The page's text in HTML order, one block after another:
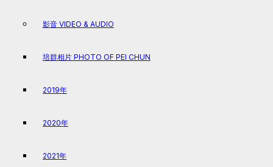
影音 VIDEO & AUDIO
培群相片 PHOTO OF PEI CHUN
2019年
2020年
2021年